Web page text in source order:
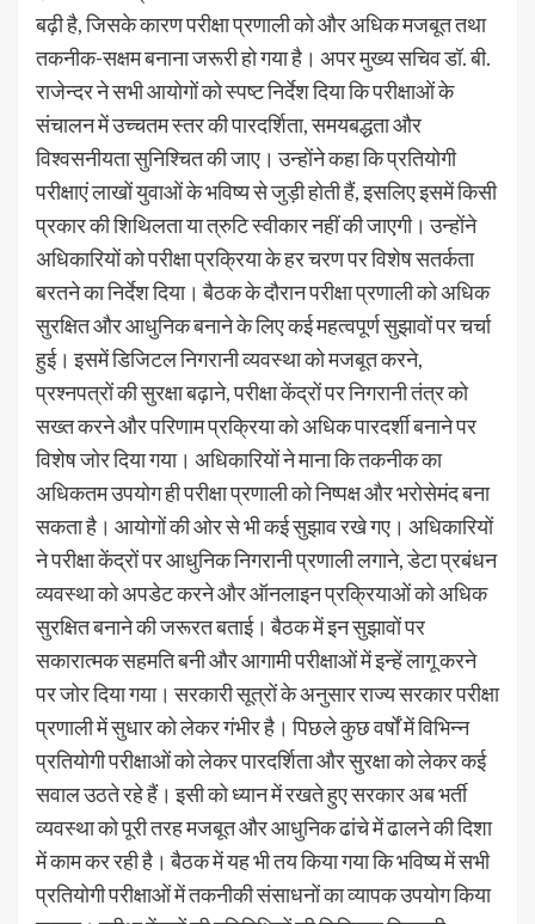
बढ़ी है, जिसके कारण परीक्षा प्रणाली को और अधिक मजबूत तथा
तकनीक-सक्षम बनाना जरूरी हो गया है। अपर मुख्य सचिव डॉ. बी.
राजेन्दर ने सभी आयोगों को स्पष्ट निर्देश दिया कि परीक्षाओं के
संचालन में उच्चतम स्तर की पारदर्शिता, समयबद्धता और
विश्वसनीयता सुनिश्चित की जाए। उन्होंने कहा कि प्रतियोगी
परीक्षाएं लाखों युवाओं के भविष्य से जुड़ी होती हैं, इसलिए इसमें किसी
प्रकार की शिथिलता या त्रुटि स्वीकार नहीं की जाएगी। उन्होंने
अधिकारियों को परीक्षा प्रक्रिया के हर चरण पर विशेष सतर्कता
बरतने का निर्देश दिया। बैठक के दौरान परीक्षा प्रणाली को अधिक
सुरक्षित और आधुनिक बनाने के लिए कई महत्वपूर्ण सुझावों पर चर्चा
हुई। इसमें डिजिटल निगरानी व्यवस्था को मजबूत करने,
प्रश्नपत्रों की सुरक्षा बढ़ाने, परीक्षा केंद्रों पर निगरानी तंत्र को
सख्त करने और परिणाम प्रक्रिया को अधिक पारदर्शी बनाने पर
विशेष जोर दिया गया। अधिकारियों ने माना कि तकनीक का
अधिकतम उपयोग ही परीक्षा प्रणाली को निष्पक्ष और भरोसेमंद बना
सकता है। आयोगों की ओर से भी कई सुझाव रखे गए। अधिकारियों
ने परीक्षा केंद्रों पर आधुनिक निगरानी प्रणाली लगाने, डेटा प्रबंधन
व्यवस्था को अपडेट करने और ऑनलाइन प्रक्रियाओं को अधिक
सुरक्षित बनाने की जरूरत बताई। बैठक में इन सुझावों पर
सकारात्मक सहमति बनी और आगामी परीक्षाओं में इन्हें लागू करने
पर जोर दिया गया। सरकारी सूत्रों के अनुसार राज्य सरकार परीक्षा
प्रणाली में सुधार को लेकर गंभीर है। पिछले कुछ वर्षों में विभिन्न
प्रतियोगी परीक्षाओं को लेकर पारदर्शिता और सुरक्षा को लेकर कई
सवाल उठते रहे हैं। इसी को ध्यान में रखते हुए सरकार अब भर्ती
व्यवस्था को पूरी तरह मजबूत और आधुनिक ढांचे में ढालने की दिशा
में काम कर रही है। बैठक में यह भी तय किया गया कि भविष्य में सभी
प्रतियोगी परीक्षाओं में तकनीकी संसाधनों का व्यापक उपयोग किया